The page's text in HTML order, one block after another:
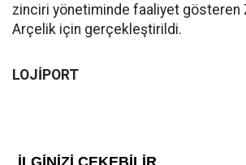
zinciri yönetiminde faaliyet gösteren
Arçelik için gerçekleştirildi.
LOJİPORT